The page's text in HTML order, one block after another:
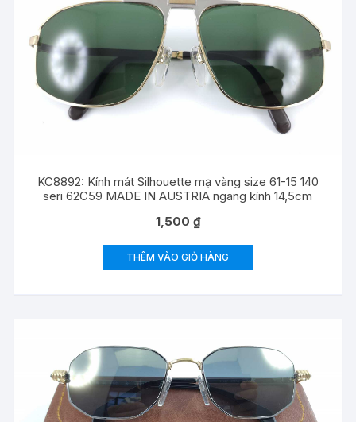
KC8892: Kính mát Silhouette mạ vàng size 61-15 140
seri 62C59 MADE IN AUSTRIA ngang kính 14,5cm
1,500 ₫
THÊM VÀO GIỎ HÀNG